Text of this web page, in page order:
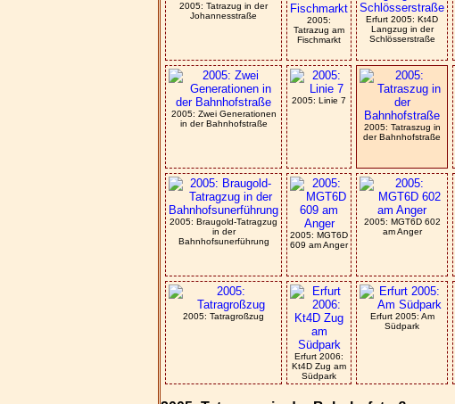
2005: Tatrazug in der
Johannesstraße
2005:
Tatrazug am
Fischmarkt
Erfurt 2005: Kt4D
Langzug in der
Schlösserstraße
2005: Zwei Generationen
in der Bahnhofstraße
2005: Linie 7
2005: Tatraszug in
der Bahnhofstraße
2005: Braugold-Tatragzug
in der
Bahnhofsunerführung
2005: MGT6D
609 am Anger
2005: MGT6D 602
am Anger
2005: Tatragroßzug
Erfurt 2006:
Kt4D Zug am
Südpark
Erfurt 2005: Am
Südpark